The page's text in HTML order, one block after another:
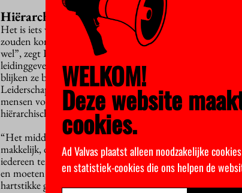
Hiërarchisch ingesteld
Het is iets waar de ondernemingsraad ook over moppert,
zouden komen door de manier van leidinggeven van
wel”, zegt Koornstra. “Medewerkers worden soms
leidinggevenden. Het is als leidinggevende ook moeilijk
blijken ze beter te zijn dan jij. En niet iedereen is nog even
Leiderschap is mensen laten groeien en bloeien en zelf een
mensen voor je hebt werken, straalt het ook op jou af. Ik
hiërarchisch ingesteld zijn en dat helpt het groeiproces
“Het middenmanagement zit natuurlijk klem en heeft
makkelijk, dat begrijp ik zeker, maar als we allemaal wat
iedereen ten goede komen”, aldus Koornstra. “Nu, in
en moeten we mensen wel loslaten. Soms doen
hartstikke goed! Sla nieuwe initiatieven niet plat met
WELKOM!
Deze website
cookies.
Ad Valvas plaatst alleen noodzakelijke
en statistiek-cookies die ons helpen de